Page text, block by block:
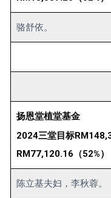
骆舒依。
扬恩堂植堂基金
2024三堂目标
RM77,120.16（52%）
陈立基夫妇，李秋蓉。